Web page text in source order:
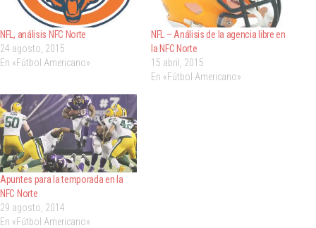
NFL, análisis NFC Norte
24 agosto, 2015
En «Fútbol Americano»
NFL – Análisis de la agencia libre en
la NFC Norte
15 abril, 2015
En «Fútbol Americano»
Apuntes para la temporada en la
NFC Norte
29 agosto, 2014
En «Fútbol Americano»